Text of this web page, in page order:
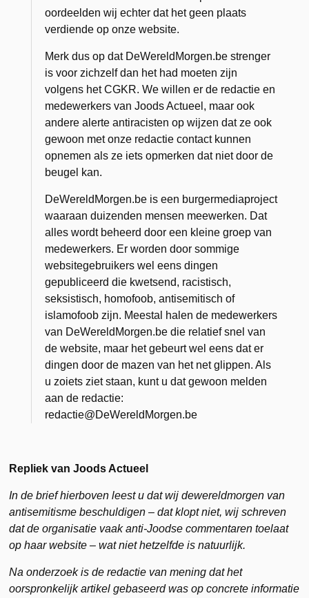
oordeelden wij echter dat het geen plaats
verdiende op onze website.
Merk dus op dat DeWereldMorgen.be strenger
is voor zichzelf dan het had moeten zijn
volgens het CGKR. We willen er de redactie en
medewerkers van Joods Actueel, maar ook
andere alerte antiracisten op wijzen dat ze ook
gewoon met onze redactie contact kunnen
opnemen als ze iets opmerken dat niet door de
beugel kan.
DeWereldMorgen.be is een burgermediaproject
waaraan duizenden mensen meewerken. Dat
alles wordt beheerd door een kleine groep van
medewerkers. Er worden door sommige
websitegebruikers wel eens dingen
gepubliceerd die kwetsend, racistisch,
seksistisch, homofoob, antisemitisch of
islamofoob zijn. Meestal halen de medewerkers
van DeWereldMorgen.be die relatief snel van
de website, maar het gebeurt wel eens dat er
dingen door de mazen van het net glippen. Als
u zoiets ziet staan, kunt u dat gewoon melden
aan de redactie:
redactie@DeWereldMorgen.be
Repliek van Joods Actueel
In de brief hierboven leest u dat wij dewereldmorgen van
antisemitisme beschuldigen – dat klopt niet, wij schreven
dat de organisatie vaak anti-Joodse commentaren toelaat
op haar website – wat niet hetzelfde is natuurlijk.
Na onderzoek is de redactie van mening dat het
oorspronkelijk artikel gebaseerd was op concrete informatie